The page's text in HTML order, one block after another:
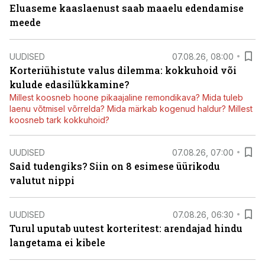
Eluaseme kaaslaenust saab maaelu edendamise
meede
UUDISED 07.08.26, 08:00
Korteriühistute valus dilemma: kokkuhoid või
kulude edasilükkamine?
Millest koosneb hoone pikaajaline remondikava? Mida tuleb
laenu võtmisel võrrelda? Mida märkab kogenud haldur? Millest
koosneb tark kokkuhoid?
UUDISED 07.08.26, 07:00
Said tudengiks? Siin on 8 esimese üürikodu
valutut nippi
UUDISED 07.08.26, 06:30
Turul uputab uutest korteritest: arendajad hindu
langetama ei kibele